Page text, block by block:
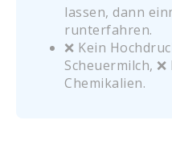
lassen, dann
runterfahren.
❌ Kein
Scheuermilch,
Chemikalien.